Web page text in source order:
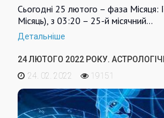
Сьогодні 25 лютого – фаза Місяця:
Місяць), з 03:20 – 25-й місячний…
Детальніше
24 ЛЮТОГО 2022 РОКУ.
24. 02. 2022
19151